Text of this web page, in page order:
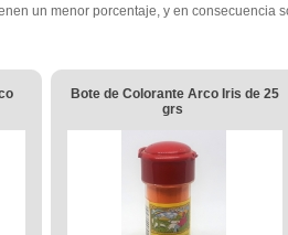
un menor porcentaje, y en consecuencia
Bote de Colorante Arco Iris de 25
grs